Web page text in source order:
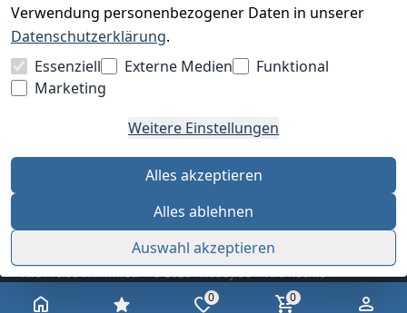
0 0
Verwendung personenbezogener Daten in unserer
Datenschutzerklärung.
Essenziell
Externe Medien
Funktional
Marketing
Weitere Einstellungen
Alles akzeptieren
Alles ablehnen
Auswahl akzeptieren
BEQUEM BEZAHLEN MIT
Alle Preise inkl. MwSt. · © 2026 finebuy.de · Alle Rechte
AGBDatenschutz Impressum Widerrufsrecht Cookie-Einstellungen